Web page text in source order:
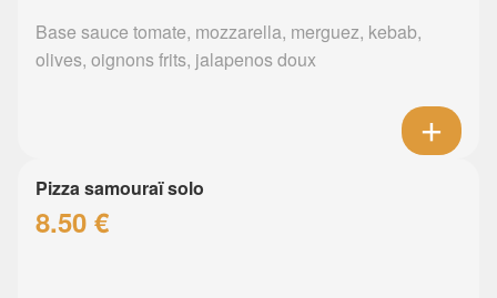
Base sauce tomate, mozzarella, merguez, kebab,
olives, oignons frits, jalapenos doux
Pizza samouraï solo
8.50 €